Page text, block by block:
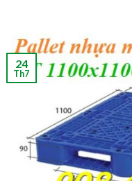
24
Th7